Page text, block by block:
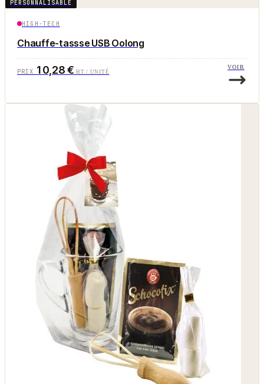
PERSONNALISABLE
HIGH-TECH
Chauffe-tassse USB Oolong
PRIX 10,28 €HT / UNITÉ
VOIR